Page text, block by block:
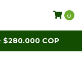
$280.000 COP
0